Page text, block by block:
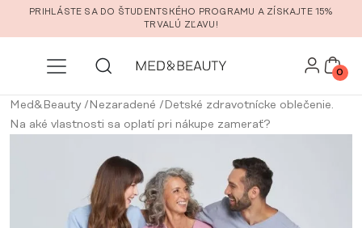
Prejsť na hlavný obsah
PRIHLÁSTE SA DO ŠTUDENTSKÉHO PROGRAMU A ZÍSKAJTE 15%
TRVALÚ ZĽAVU!
0
Med&Beauty/ Nezaradené / Detské zdravotnícke oblečenie.
Na aké vlastnosti sa oplatí pri nákupe zamerať?